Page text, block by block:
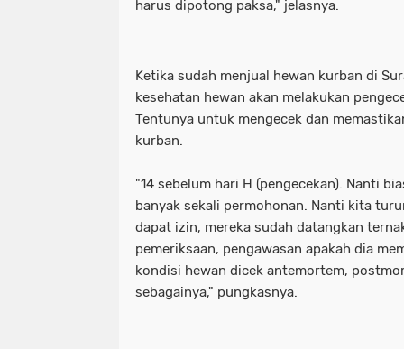
_Prabowo menunjuk Komjen Pol
_Tangkapan layar video banjir rob di
- Maruarar mengatakan rumah
- Muhammad Iqbal Khatami founder
'Tuntut Pangkas Pemotongan Biaya
"Jalur Lintas Selatan (JLS) Kelok
(kemenkum). (arsip humas
pendapatan ini. (foto: antara foto/
- muhammad iqbal khatami
'tuntut pangkas pemotongan biaya
harus dipotong paksa," jelasnya.
Ketika sudah menjual hewan kurban di
kesehatan hewan akan melakukan
Tentunya untuk mengecek dan
kurban.
"14 sebelum hari H (pengecekan). Nanti
banyak sekali permohonan. Nanti kita
dapat izin, mereka sudah datangkan
pemeriksaan, pengawasan apakah dia
kondisi hewan dicek antemortem,
sebagainya," pungkasnya.